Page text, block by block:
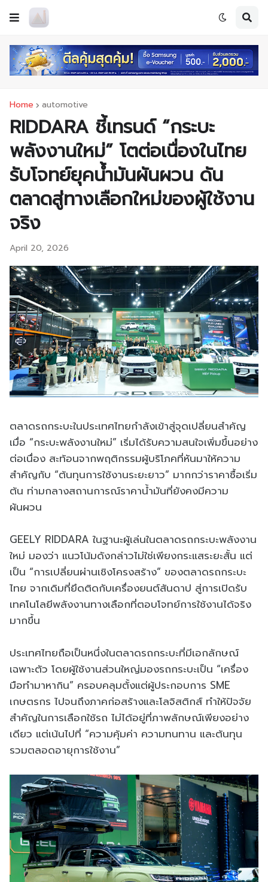
Home automotive
RIDDARA ชี้เทรนด์ “กระบะ
พลังงานใหม่” โตต่อเนื่องในไทย
รับโจทย์ยุคน้ำมันผันผวน ดัน
ตลาดสู่ทางเลือกใหม่ของผู้ใช้งาน
จริง
April 20, 2026
ตลาดรถกระบะในประเทศไทยกำลังเข้าสู่จุดเปลี่ยนสำคัญ
เมื่อ “กระบะพลังงานใหม่” เริ่มได้รับความสนใจเพิ่มขึ้นอย่าง
ต่อเนื่อง สะท้อนจากพฤติกรรมผู้บริโภคที่หันมาให้ความ
สำคัญกับ “ต้นทุนการใช้งานระยะยาว” มากกว่าราคาซื้อเริ่ม
ต้น ท่ามกลางสถานการณ์ราคาน้ำมันที่ยังคงมีความ
ผันผวน
GEELY RIDDARA ในฐานะผู้เล่นในตลาดรถกระบะพลังงาน
ใหม่ มองว่า แนวโน้มดังกล่าวไม่ใช่เพียงกระแสระยะสั้น แต่
เป็น “การเปลี่ยนผ่านเชิงโครงสร้าง” ของตลาดรถกระบะ
ไทย จากเดิมที่ยึดติดกับเครื่องยนต์สันดาป สู่การเปิดรับ
เทคโนโลยีพลังงานทางเลือกที่ตอบโจทย์การใช้งานได้จริง
มากขึ้น
ประเทศไทยถือเป็นหนึ่งในตลาดรถกระบะที่มีเอกลักษณ์
เฉพาะตัว โดยผู้ใช้งานส่วนใหญ่มองรถกระบะเป็น “เครื่อง
มือทำมาหากิน” ครอบคลุมตั้งแต่ผู้ประกอบการ SME
เกษตรกร ไปจนถึงภาคก่อสร้างและโลจิสติกส์ ทำให้ปัจจัย
สำคัญในการเลือกใช้รถ ไม่ได้อยู่ที่ภาพลักษณ์เพียงอย่าง
เดียว แต่เน้นไปที่ “ความคุ้มค่า ความทนทาน และต้นทุน
รวมตลอดอายุการใช้งาน”